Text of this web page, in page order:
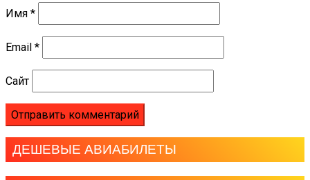
Имя *
Email *
Сайт
ДЕШЕВЫЕ АВИАБИЛЕТЫ